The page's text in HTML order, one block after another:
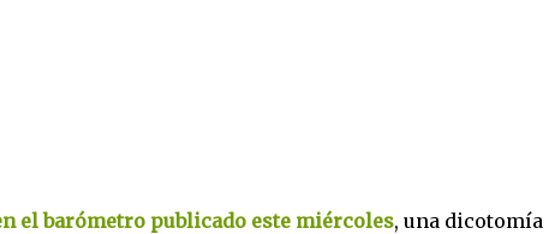
el barómetro publicado este miércoles, una dicotomía